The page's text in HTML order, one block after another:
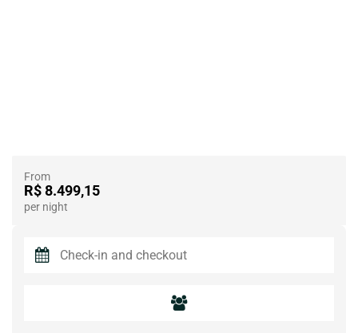
From
R$ 8.499,15
per night